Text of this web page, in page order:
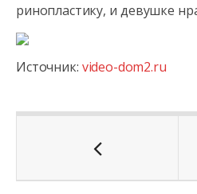
ринопластику, и девушке
Источник: video-dom2.ru